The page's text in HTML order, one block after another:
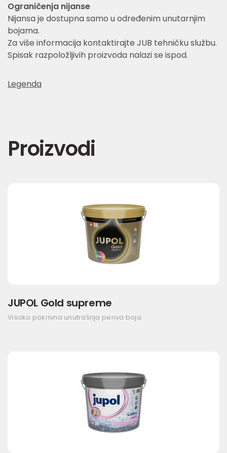
Ograničenja nijanse
Nijansa je dostupna samo u određenim unutarnjim
bojama.
Za više informacija kontaktirajte JUB tehničku službu.
Spisak razpoložljivih proizvoda nalazi se ispod.
Legenda
Proizvodi
JUPOL Gold supreme
Visoko pokrivna unutrašnja periva boja